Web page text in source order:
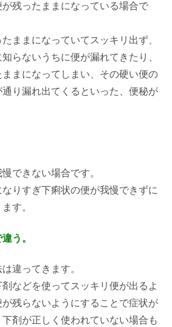
残ったままになっている場合で
ままになっていてスッキリ出ず、
らないうちに便が漏れてきたり、
まになってしまい、その硬い便の
り漏れ出てくるといった、便秘が
できない場合です。
りすぎ下痢状の便が我慢できずに
す。
う。
違ってきます。
などを使ってスッキリ便が出るよ
残らないようにすることで症状が
剤が正しく使われていない場合も